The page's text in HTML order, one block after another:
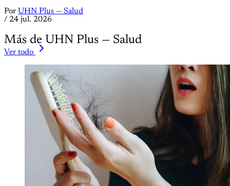
Por UHN Plus — Salud
/ 24 jul. 2026
Más de UHN Plus — Salud
Ver todo